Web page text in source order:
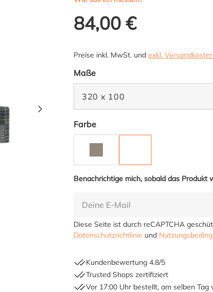
84,00 €
Preise inkl. MwSt. undexkl.
Maßeauswählen
320 x 100
Farbeauswählen
Benachrichtige mich, sobald das Produkt
Diese Seite ist durch reCAPTCHA
Datenschutzrichtlinie und
Kundenbewertung 4.8/5
Trusted Shops zertifiziert
Vor 17:00 Uhr bestellt, am selben Tag